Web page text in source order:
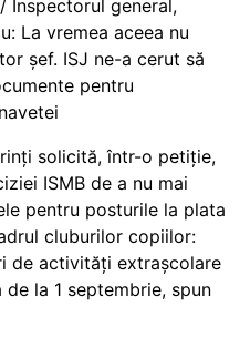
Inspectorul general,
La vremea aceea nu
șef. ISJ ne-a cerut să
pentru
solicită, într-o petiție,
ISMB de a nu mai
pentru posturile la plata
cluburilor copiilor:
de activități extrașcolare
la 1 septembrie, spun